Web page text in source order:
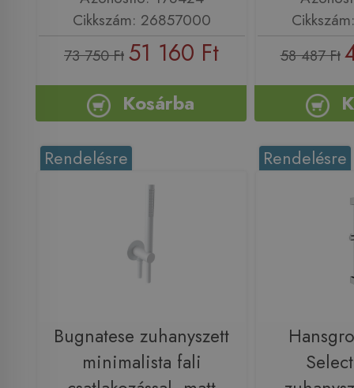
Cikkszám: 26857000
73 750 Ft 51 160 Ft
Kosárba
58 487 Ft
Rendelésre
Bugnatese zuhanyszett
minimalista fali
Rendelésre